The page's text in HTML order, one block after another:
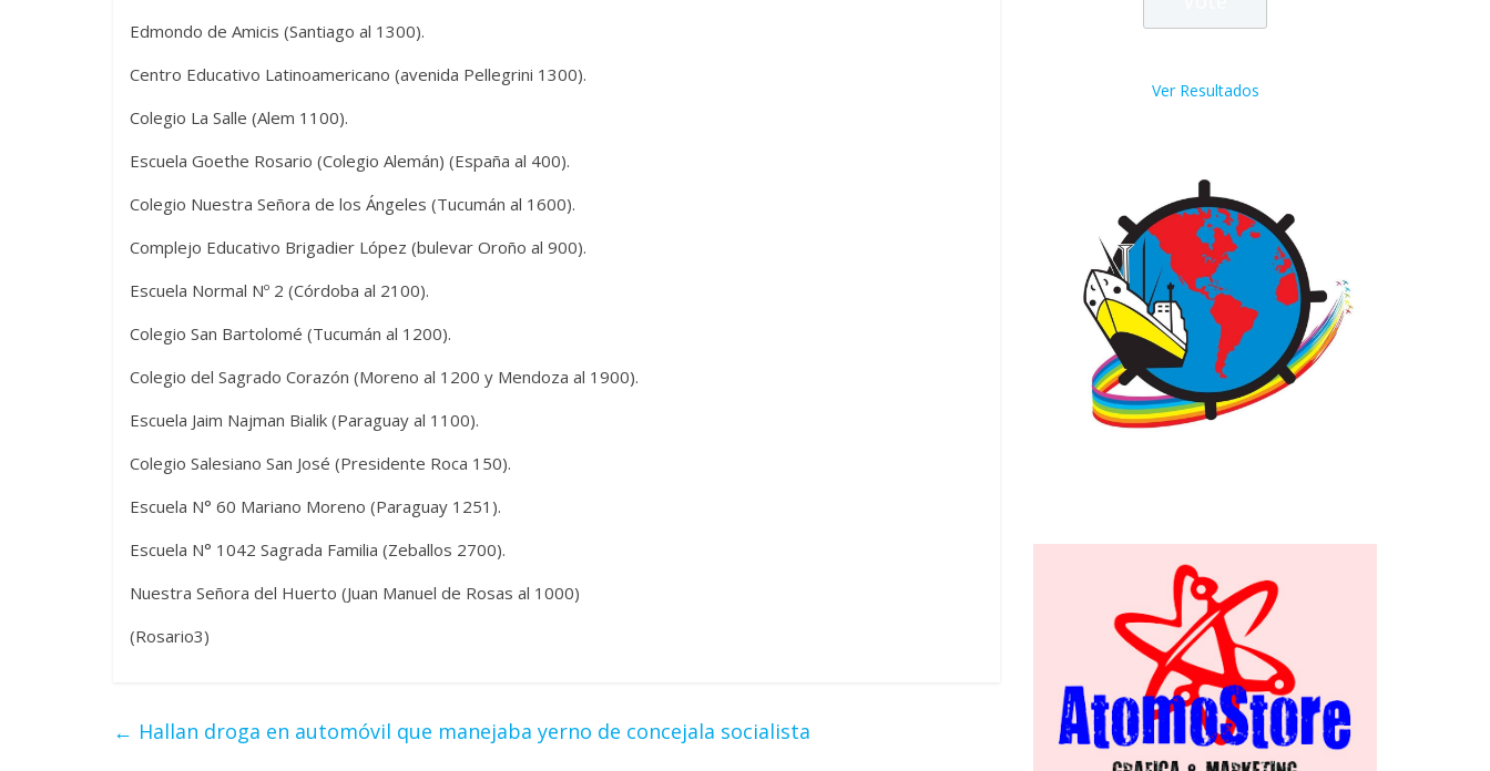
Edmondo de Amicis (Santiago al 1300).
Centro Educativo Latinoamericano (avenida Pellegrini 1300).
Colegio La Salle (Alem 1100).
Escuela Goethe Rosario (Colegio Alemán) (España al 400).
Colegio Nuestra Señora de los Ángeles (Tucumán al 1600).
Complejo Educativo Brigadier López (bulevar Oroño al 900).
Escuela Normal Nº 2 (Córdoba al 2100).
Colegio San Bartolomé (Tucumán al 1200).
Colegio del Sagrado Corazón (Moreno al 1200 y Mendoza al 1900).
Escuela Jaim Najman Bialik (Paraguay al 1100).
Colegio Salesiano San José (Presidente Roca 150).
Escuela N° 60 Mariano Moreno (Paraguay 1251).
Escuela N° 1042 Sagrada Familia (Zeballos 2700).
Nuestra Señora del Huerto (Juan Manuel de Rosas al 1000)
(Rosario3)
← Hallan droga en automóvil que manejaba yerno de concejala socialista
Ver Resultados